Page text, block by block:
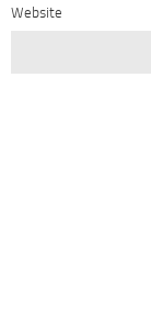
Website